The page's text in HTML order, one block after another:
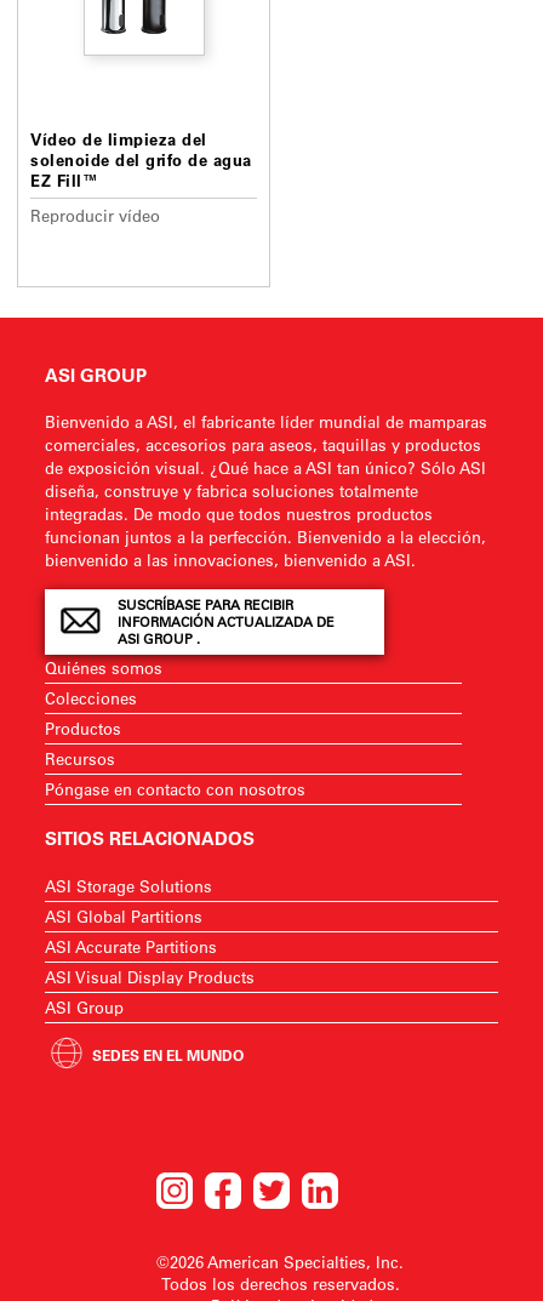
Vídeo de limpieza del
solenoide del grifo de agua
EZ Fill™
Reproducir vídeo
ASI GROUP
Bienvenido a ASI, el fabricante líder mundial de mamparas
comerciales, accesorios para aseos, taquillas y productos
de exposición visual. ¿Qué hace a ASI tan único? Sólo ASI
diseña, construye y fabrica soluciones totalmente
integradas. De modo que todos nuestros productos
funcionan juntos a la perfección. Bienvenido a la elección,
bienvenido a las innovaciones, bienvenido a ASI.
SUSCRÍBASE PARA RECIBIR
INFORMACIÓN ACTUALIZADA DE
ASI GROUP .
Quiénes somos
Colecciones
Productos
Recursos
Póngase en contacto con nosotros
SITIOS RELACIONADOS
ASI Storage Solutions
ASI Global Partitions
ASI Accurate Partitions
ASI Visual Display Products
ASI Group
SEDES EN EL MUNDO
©2026 American Specialties, Inc.
Todos los derechos reservados.